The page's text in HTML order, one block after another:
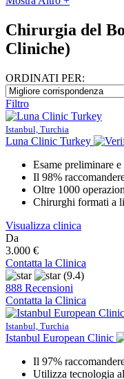
Chirurgia del
Cliniche)
ORDINATI PER:
Filtro
Istanbul, Turchia
Luna Clinic Turkey
Esame preliminare
Il 98%
Oltre 1000
Chirurghi formati a
Visualizza clinica
Da
3.000 €
Contatta la Clinica
(9.4)
888 Recensioni
Contatta la Clinica
Istanbul, Turchia
Istanbul European Clinic
Il 97%
Utilizza tecnologia